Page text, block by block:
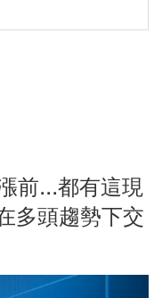
前...都有這現
多頭趨勢下交